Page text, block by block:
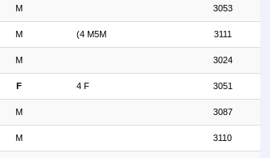
M 3053
M (4 M5M 3111
M 3024
F 4 F 3051
M 3087
M 3110